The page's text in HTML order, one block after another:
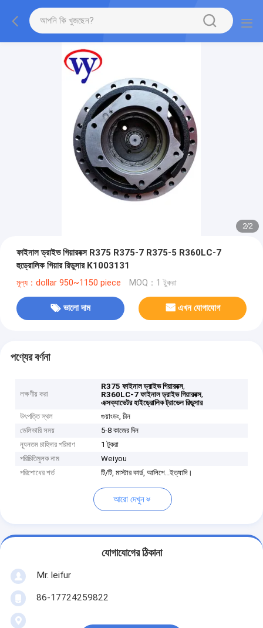
2/2
ফাইনাল ড্রাইভ গিয়ারবক্স R375 R375-7 R375-5 R360LC-7
হুড্রোলিক গিয়ার রিডুসার K1003131
মূল্য：dollar 950~1150 piece MOQ：1 টুকরা
ভালো দাম এখন যোগাযোগ
পণ্যের বর্ণনা
লক্ষণীয় করা
R375 ফাইনাল ড্রাইভ গিয়ারবক্স,
R360LC-7 ফাইনাল ড্রাইভ গিয়ারবক্স,
এক্সক্যাভেটর হাইড্রোলিক ট্রাভেল রিডুসার
উৎপত্তি স্থল
গুয়াংডং, চীন
ডেলিভারি সময়
5-8 কাজের দিন
ন্যূনতম চাহিদার পরিমাণ
1 টুকরা
পরিচিতিমুলক নাম
Weiyou
পরিশোধের শর্ত
টি/টি, মাস্টার কার্ড, আলিপে...ইত্যাদি।
আরো দেখুন
যোগাযোগের ঠিকানা
Mr. leifur
86-17724259822